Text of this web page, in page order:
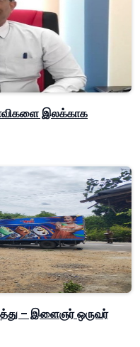
இலக்காக
– இளைஞர் ஒருவர்